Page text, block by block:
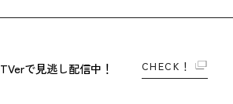
TVerで見逃し配信中！ CHECK！